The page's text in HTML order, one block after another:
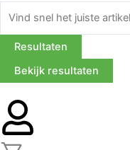
Resultaten
Bekijk resultaten